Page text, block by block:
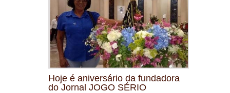
Hoje é aniversário da fundadora
do Jornal JOGO SÉRIO